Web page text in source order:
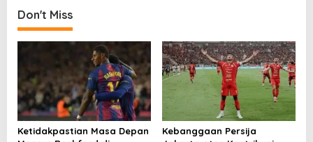
t
n
a
v
i
g
a
Don't Miss
Ketidakpastian Masa Depan
Kebanggaan Persija